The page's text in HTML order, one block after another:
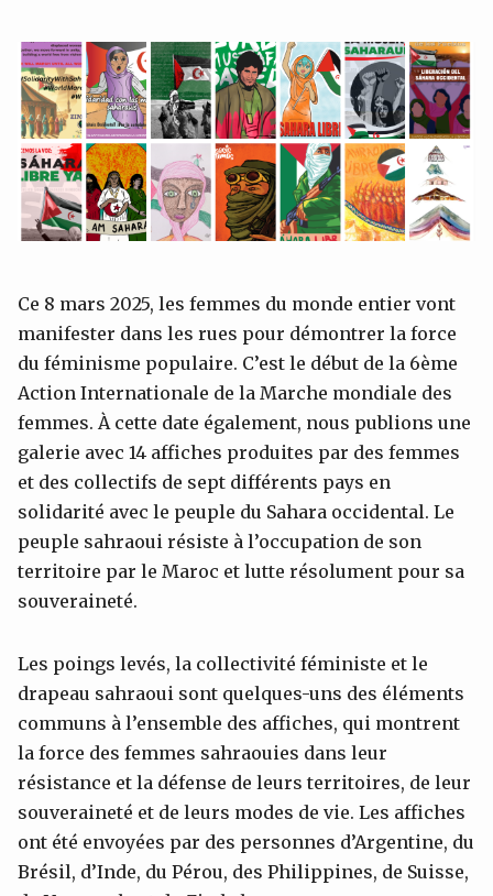
Ce 8 mars 2025, les femmes du monde entier vont
manifester dans les rues pour démontrer la force
du féminisme populaire. C’est le début de la 6ème
Action Internationale de la Marche mondiale des
femmes. À cette date également, nous publions une
galerie avec 14 affiches produites par des femmes
et des collectifs de sept différents pays en
solidarité avec le peuple du Sahara occidental. Le
peuple sahraoui résiste à l’occupation de son
territoire par le Maroc et lutte résolument pour sa
souveraineté.
Les poings levés, la collectivité féministe et le
drapeau sahraoui sont quelques-uns des éléments
communs à l’ensemble des affiches, qui montrent
la force des femmes sahraouies dans leur
résistance et la défense de leurs territoires, de leur
souveraineté et de leurs modes de vie. Les affiches
ont été envoyées par des personnes d’Argentine, du
Brésil, d’Inde, du Pérou, des Philippines, de Suisse,